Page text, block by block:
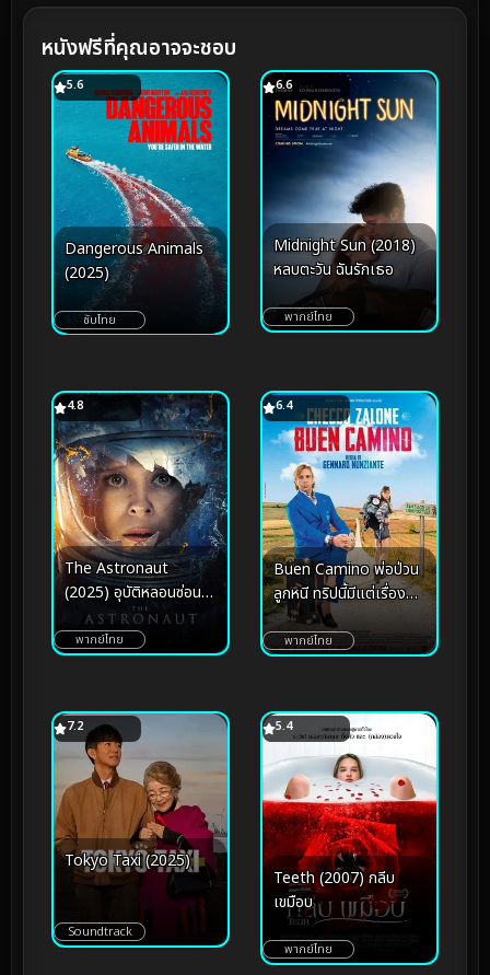
หนังฟรีที่คุณอาจจะชอบ
5.6
Dangerous Animals
(2025)
ซับไทย
6.6
Midnight Sun (2018)
หลบตะวัน ฉันรักเธอ
พากย์ไทย
4.8
The Astronaut
(2025) อุบัติหลอนซ่อน
ปริศนา
พากย์ไทย
6.4
Buen Camino พ่อป่วน
ลูกหนี ทริปนี้มีแต่เรื่อง
(2025)
พากย์ไทย
7.2
Tokyo Taxi (2025)
Soundtrack
5.4
Teeth (2007) กลีบ
เขมือบ
พากย์ไทย